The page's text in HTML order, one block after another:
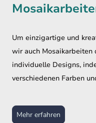
Um einzigartige und
wir auch Mosaikarbeiten
individuelle Designs,
verschiedenen Farben
Mehr erfahren